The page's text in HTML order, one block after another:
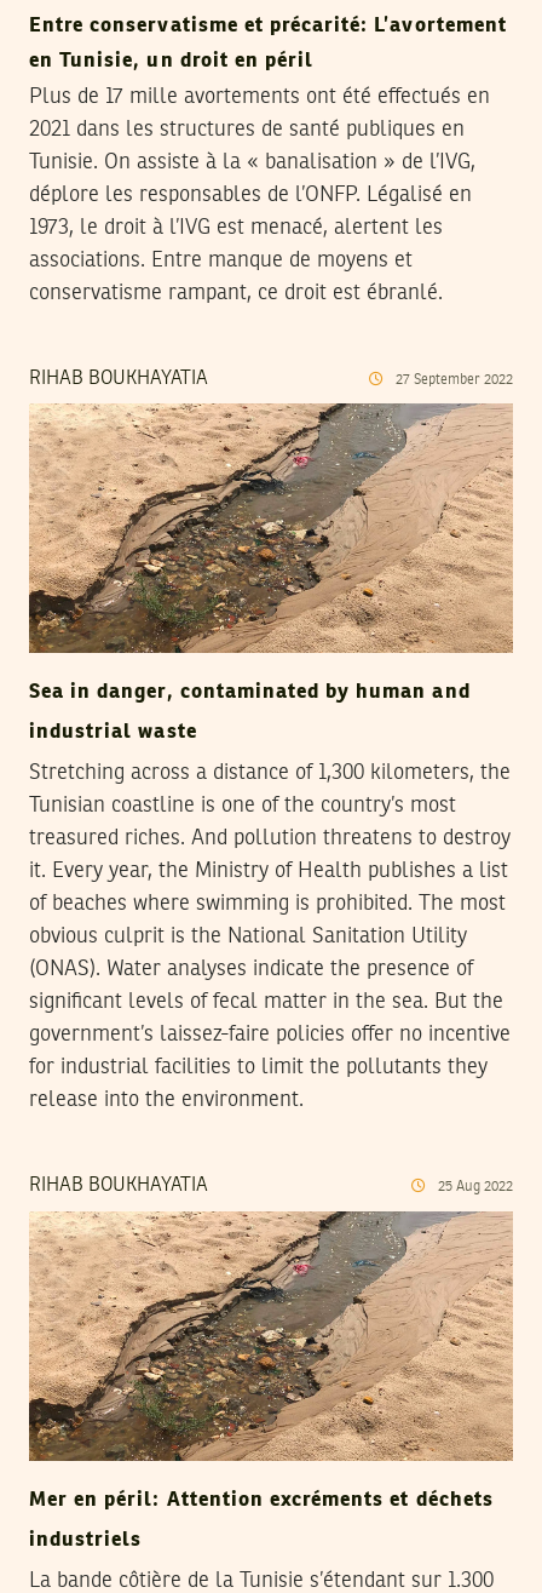
Entre conservatisme et précarité: L’avortement
en Tunisie, un droit en péril
Plus de 17 mille avortements ont été effectués en
2021 dans les structures de santé publiques en
Tunisie. On assiste à la « banalisation » de l’IVG,
déplore les responsables de l’ONFP. Légalisé en
1973, le droit à l’IVG est menacé, alertent les
associations. Entre manque de moyens et
conservatisme rampant, ce droit est ébranlé.
RIHAB BOUKHAYATIA 27 September 2022
Sea in danger, contaminated by human and
industrial waste
Stretching across a distance of 1,300 kilometers, the
Tunisian coastline is one of the country’s most
treasured riches. And pollution threatens to destroy
it. Every year, the Ministry of Health publishes a list
of beaches where swimming is prohibited. The most
obvious culprit is the National Sanitation Utility
(ONAS). Water analyses indicate the presence of
significant levels of fecal matter in the sea. But the
government’s laissez-faire policies offer no incentive
for industrial facilities to limit the pollutants they
release into the environment.
RIHAB BOUKHAYATIA 25 Aug 2022
Mer en péril: Attention excréments et déchets
industriels
La bande côtière de la Tunisie s’étendant sur 1.300